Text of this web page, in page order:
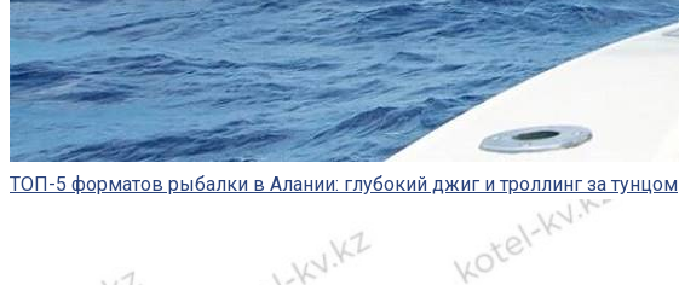
ТОП-5 форматов рыбалки в Алании: глубокий джиг и троллинг за тунцом